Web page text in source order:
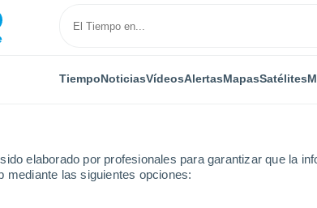
elaborado por profesionales para garantizar que la
mediante las siguientes opciones:
TiempoNoticiasVídeosAlertasMapasSatélites
Hélder Lopes